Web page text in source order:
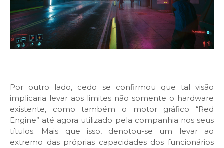
Por outro lado, cedo se confirmou que tal visão
implicaria levar aos limites não somente o hardware
existente, como também o motor gráfico “Red
Engine” até agora utilizado pela companhia nos seus
títulos. Mais que isso, denotou-se um levar ao
extremo das próprias capacidades dos funcionários